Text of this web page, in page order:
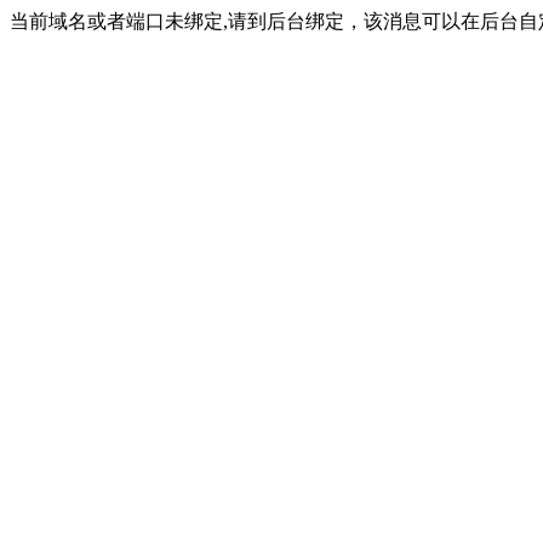
当前域名或者端口未绑定,请到后台绑定，该消息可以在后台自